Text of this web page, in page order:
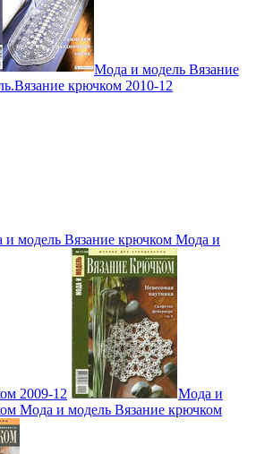
Мода и модель Вязание
крючком 2010-12
и модель Вязание крючком Мода и
2009-12
Мода и
Мода и модель Вязание крючком